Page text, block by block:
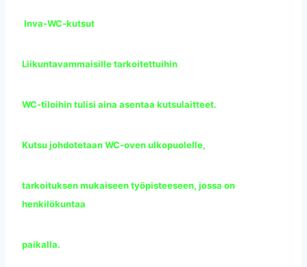
Inva-WC-kutsut
Liikuntavammaisille tarkoitettuihin
WC-tiloihin tulisi aina asentaa kutsulaitteet.
Kutsu johdotetaan WC-oven ulkopuolelle,
tarkoituksen mukaiseen työpisteeseen, jossa on
henkilökuntaa
paikalla.